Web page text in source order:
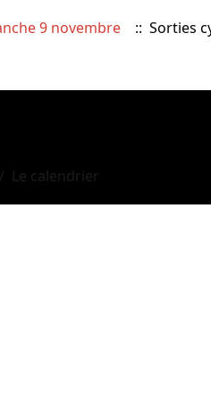
9 novembre :: Sorties
Le calendrier